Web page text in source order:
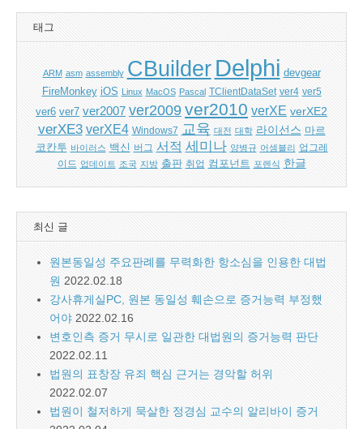
태그
ARM asm assembly CBuilder Delphi devgear
FireMonkey iOS Linux MacOS Pascal TClientDataSet ver4 ver5
ver6 ver7 ver2007 ver2009 ver2010 verXE verXE2
verXE3 verXE4 Windows7 교육 대전 대학 라이선스 마르
코칸투 바이러스 백신 버그 서적 세미나 양병규 어셈블리
업그레
이드 업데이트 조국 지방 출판 취업 컴포넌트 포렌식 한글
최신 글
원본동일성 주요판례를 무력화한 항소심을 인용한 대법
원 2022.02.18
강사휴게실PC, 원본 동일성 훼손으로 증거능력 부정했
어야 2022.02.16
변호인측 증거 무시로 일관한 대법원의 증거능력 판단
2022.02.11
법원의 표창장 유죄 핵심 근거는 경악할 허위
2022.02.07
법원이 철저하게 묵살한 정경심 교수의 알리바이 증거